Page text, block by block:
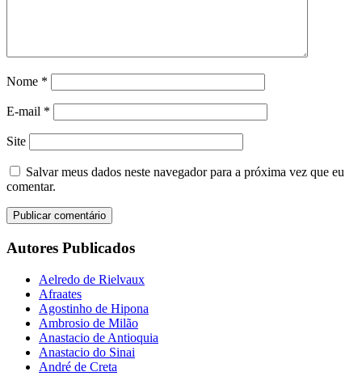
Nome *
E-mail *
Site
Salvar meus dados neste navegador para a próxima vez que eu
comentar.
Autores Publicados
Aelredo de Rielvaux
Afraates
Agostinho de Hipona
Ambrosio de Milão
Anastacio de Antioquia
Anastacio do Sinai
André de Creta